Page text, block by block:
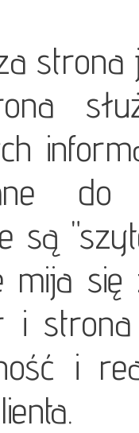
strona
są
mija
i
i